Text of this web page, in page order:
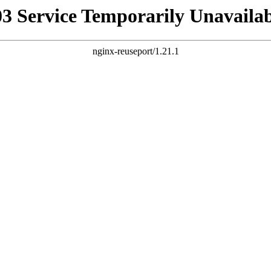
Service Temporarily
nginx-reuseport/1.21.1